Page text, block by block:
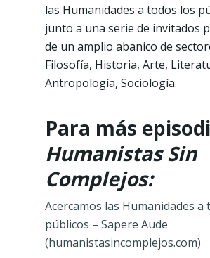
las Humanidades a todos los
junto a una serie de invitados
de un amplio abanico de
Filosofía, Historia, Arte,
Antropología, Sociología.
Para más
Humanistas Sin
Complejos:
Acercamos las Humanidades a
públicos – Sapere Aude
(humanistasincomplejos.com)